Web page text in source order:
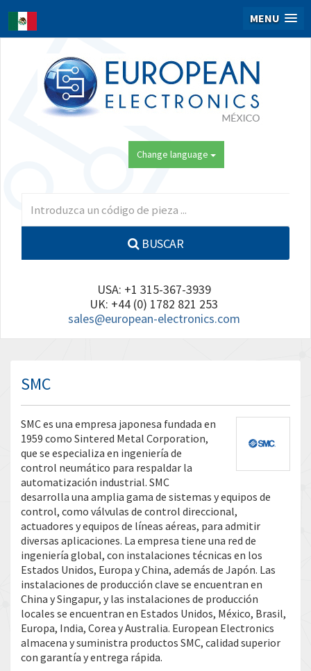
MENU
Change language
BUSCAR
USA: +1 315-367-3939
UK: +44 (0) 1782 821 253
sales@european-electronics.com
SMC
SMC es una empresa japonesa fundada en
1959 como Sintered Metal Corporation,
que se especializa en ingeniería de
control neumático para respaldar la
automatización industrial. SMC
desarrolla una amplia gama de sistemas y equipos de
control, como válvulas de control direccional,
actuadores y equipos de líneas aéreas, para admitir
diversas aplicaciones. La empresa tiene una red de
ingeniería global, con instalaciones técnicas en los
Estados Unidos, Europa y China, además de Japón. Las
instalaciones de producción clave se encuentran en
China y Singapur, y las instalaciones de producción
locales se encuentran en Estados Unidos, México, Brasil,
Europa, India, Corea y Australia. European Electronics
almacena y suministra productos SMC, calidad superior
con garantía y entrega rápida.